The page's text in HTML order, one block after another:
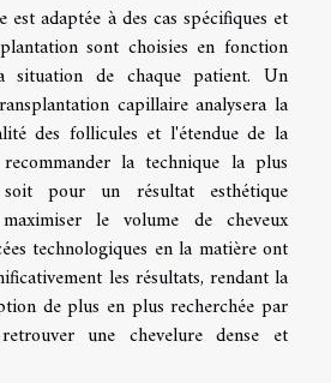
adaptée à des cas spécifiques et
sont choisies en fonction
de chaque patient. Un
capillaire analysera la
des follicules et l'étendue de la
la technique la plus
pour un résultat esthétique
le volume de cheveux
technologiques en la matière ont
les résultats, rendant la
de plus en plus recherchée par
une chevelure dense et